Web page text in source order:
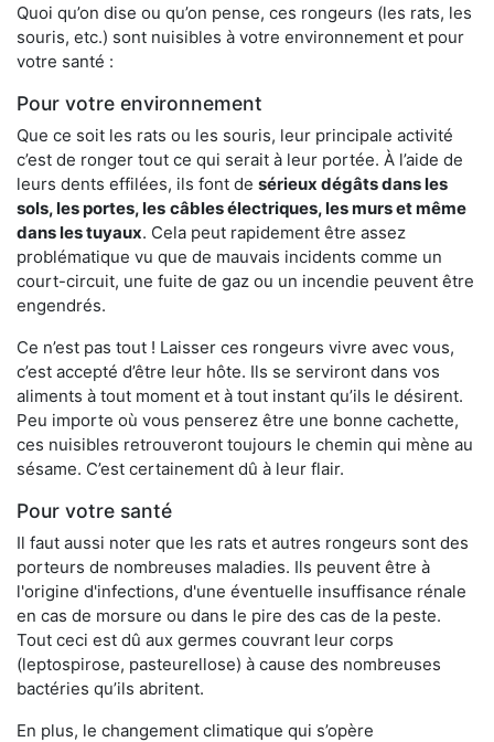
Quoi qu’on dise ou qu’on pense, ces rongeurs (les rats, les
souris, etc.) sont nuisibles à votre environnement et pour
votre santé :
Pour votre environnement
Que ce soit les rats ou les souris, leur principale activité
c’est de ronger tout ce qui serait à leur portée. À l’aide de
leurs dents effilées, ils font de sérieux dégâts dans les
sols, les portes, les câbles électriques, les murs et même
dans les tuyaux. Cela peut rapidement être assez
problématique vu que de mauvais incidents comme un
court-circuit, une fuite de gaz ou un incendie peuvent être
engendrés.
Ce n’est pas tout ! Laisser ces rongeurs vivre avec vous,
c’est accepté d’être leur hôte. Ils se serviront dans vos
aliments à tout moment et à tout instant qu’ils le désirent.
Peu importe où vous penserez être une bonne cachette,
ces nuisibles retrouveront toujours le chemin qui mène au
sésame. C’est certainement dû à leur flair.
Pour votre santé
Il faut aussi noter que les rats et autres rongeurs sont des
porteurs de nombreuses maladies. Ils peuvent être à
l'origine d'infections, d'une éventuelle insuffisance rénale
en cas de morsure ou dans le pire des cas de la peste.
Tout ceci est dû aux germes couvrant leur corps
(leptospirose, pasteurellose) à cause des nombreuses
bactéries qu’ils abritent.
En plus, le changement climatique qui s’opère